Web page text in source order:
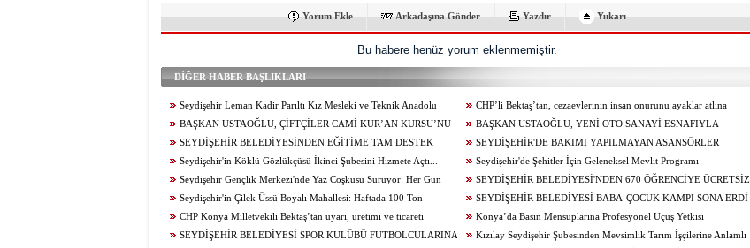
Yorum Ekle Arkadaşına Gönder Yazdır Yukarı
Bu habere henüz yorum eklenmemiştir.
DİĞER HABER BAŞLIKLARI
Seydişehir Leman Kadir Parıltı Kız Mesleki ve Teknik Anadolu
Lisesi Öğrencileri Erasmus+ ile Avrupa’ya Açılıyor
CHP’li Bektaş’tan, cezaevlerinin insan onurunu ayaklar atlına
alınan mekânlara dönüşmesine tepki
BAŞKAN USTAOĞLU, ÇİFTÇİLER CAMİ KUR’AN KURSU’NU
ZİYARET ETTİ
BAŞKAN USTAOĞLU, YENİ OTO SANAYİ ESNAFIYLA
KAHVALTIDA BULUŞTU
SEYDİŞEHİR BELEDİYESİNDEN EĞİTİME TAM DESTEK
SEYDİŞEHİR'DE BAKIMI YAPILMAYAN ASANSÖRLER
MÜHÜRLENDİ
Seydişehir'in Köklü Gözlükçüsü İkinci Şubesini Hizmete Açtı...
Seydişehir'de Şehitler İçin Geleneksel Mevlit Programı
Düzenlendi...
Seydişehir Gençlik Merkezi'nde Yaz Coşkusu Sürüyor: Her Gün
Yeni Bir Etkinlik, Her Gün Yeni Bir Heyecan...
SEYDİŞEHİR BELEDİYESİ'NDEN 670 ÖĞRENCİYE ÜCRETSİZ
TERCİH DANIŞMANLIĞI
Seydişehir'in Çilek Üssü Boyalı Mahallesi: Haftada 100 Ton
Üretim...
SEYDİŞEHİR BELEDİYESİ BABA-ÇOCUK KAMPI SONA ERDİ
CHP Konya Milletvekili Bektaş’tan uyarı, üretimi ve ticareti
canlandıracak adımlar gecikmeden atılmalıdır
Konya’da Basın Mensuplarına Profesyonel Uçuş Yetkisi
SEYDİŞEHİR BELEDİYESİ SPOR KULÜBÜ FUTBOLCULARINA
Kızılay Seydişehir Şubesinden Mevsimlik Tarım İşçilerine Anlamlı